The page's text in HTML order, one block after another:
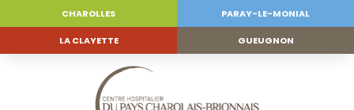
CHAROLLES PARAY-LE-MONIAL
LA CLAYETTE GUEUGNON